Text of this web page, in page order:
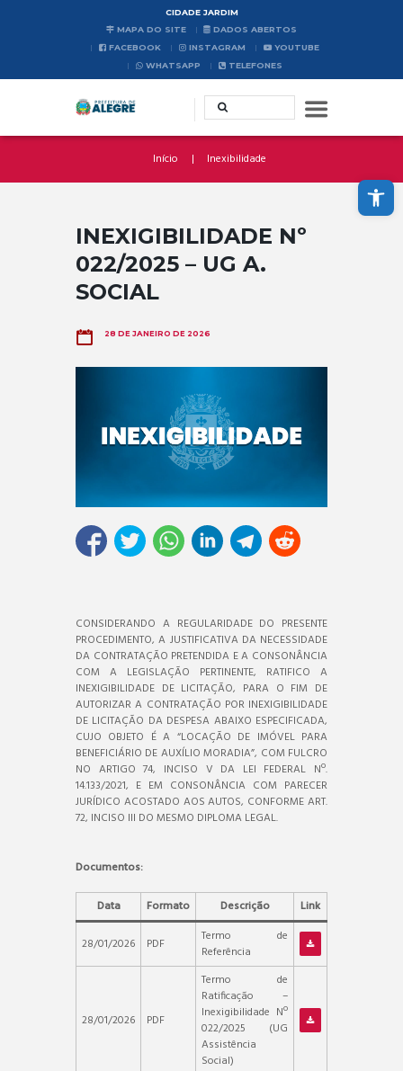
Abrir a barra de ferramentas
CIDADE JARDIM
MAPA DO SITE
DADOS ABERTOS
FACEBOOK
INSTAGRAM
YOUTUBE
WHATSAPP
TELEFONES
Início Inexibilidade
INEXIGIBILIDADE Nº
022/2025 – UG A.
SOCIAL
28 DE JANEIRO DE 2026
CONSIDERANDO A REGULARIDADE DO PRESENTE
PROCEDIMENTO, A JUSTIFICATIVA DA NECESSIDADE
DA CONTRATAÇÃO PRETENDIDA E A CONSONÂNCIA
COM A LEGISLAÇÃO PERTINENTE, RATIFICO A
INEXIGIBILIDADE DE LICITAÇÃO, PARA O FIM DE
AUTORIZAR A CONTRATAÇÃO POR INEXIGIBILIDADE
DE LICITAÇÃO DA DESPESA ABAIXO ESPECIFICADA,
CUJO OBJETO É A “LOCAÇÃO DE IMÓVEL PARA
BENEFICIÁRIO DE AUXÍLIO MORADIA”, COM FULCRO
NO ARTIGO 74, INCISO V DA LEI FEDERAL Nº.
14.133/2021, E EM CONSONÂNCIA COM PARECER
JURÍDICO ACOSTADO AOS AUTOS, CONFORME ART.
72, INCISO III DO MESMO DIPLOMA LEGAL.
Documentos:
Data Formato Descrição Link
28/01/2026 PDF
Termo de
Referência
28/01/2026 PDF
Termo de
Ratificação –
Inexigibilidade Nº
022/2025 (UG
Assistência
Social)